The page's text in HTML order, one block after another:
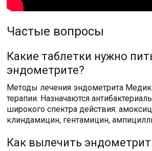
Частые вопросы
Какие таблетки нужно
эндометрите?
Методы лечения эндометрита
терапии. Назначаются
широкого спектра действия:
клиндамицин, гентамицин,
Как вылечить